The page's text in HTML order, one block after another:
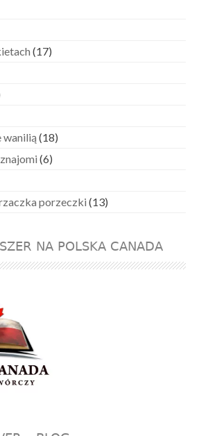
(17)
wanilią (18)
(6)
porzeczki (13)
NA POLSKA CANADA